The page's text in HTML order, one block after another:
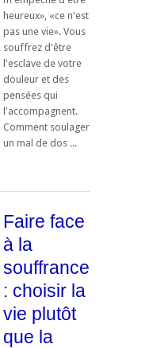
heureux», «ce n'est
pas une vie». Vous
souffrez d'être
l'esclave de votre
douleur et des
pensées qui
l'accompagnent.
Comment soulager
un mal de dos ...
Faire face
à la
souffrance
: choisir la
vie plutôt
que la